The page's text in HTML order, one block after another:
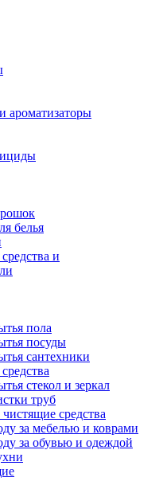
ароматизаторы
белья
и
пола
посуды
сантехники
стекол и зеркал
труб
средства
за мебелью и коврами
за обувью и одеждой